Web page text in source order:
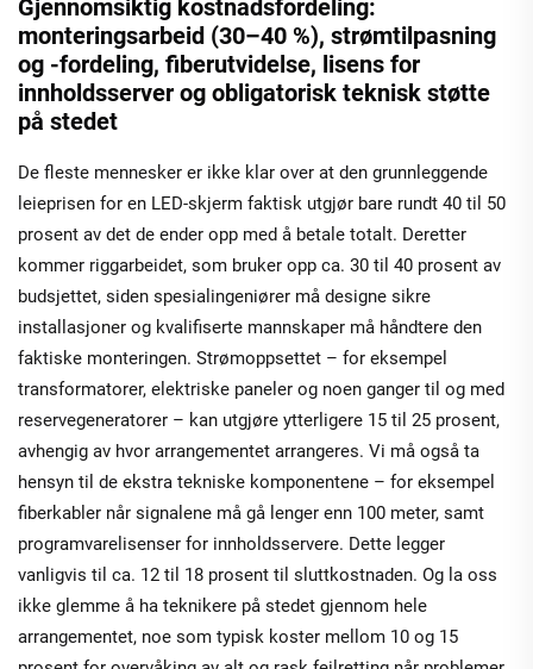
Gjennomsiktig kostnadsfordeling:
monteringsarbeid (30–40 %), strømtilpasning
og -fordeling, fiberutvidelse, lisens for
innholdsserver og obligatorisk teknisk støtte
på stedet
De fleste mennesker er ikke klar over at den grunnleggende
leieprisen for en LED-skjerm faktisk utgjør bare rundt 40 til 50
prosent av det de ender opp med å betale totalt. Deretter
kommer riggarbeidet, som bruker opp ca. 30 til 40 prosent av
budsjettet, siden spesialingeniører må designe sikre
installasjoner og kvalifiserte mannskaper må håndtere den
faktiske monteringen. Strømoppsettet – for eksempel
transformatorer, elektriske paneler og noen ganger til og med
reservegeneratorer – kan utgjøre ytterligere 15 til 25 prosent,
avhengig av hvor arrangementet arrangeres. Vi må også ta
hensyn til de ekstra tekniske komponentene – for eksempel
fiberkabler når signalene må gå lenger enn 100 meter, samt
programvarelisenser for innholdsservere. Dette legger
vanligvis til ca. 12 til 18 prosent til sluttkostnaden. Og la oss
ikke glemme å ha teknikere på stedet gjennom hele
arrangementet, noe som typisk koster mellom 10 og 15